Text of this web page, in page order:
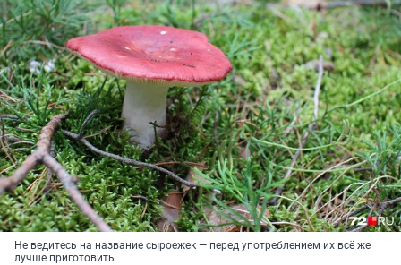
Не ведитесь на название сыроежек — перед употреблением их всё же
лучше приготовить